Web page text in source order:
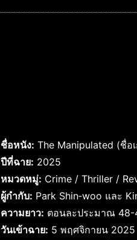
ชื่อหนัง: The Manipulated (ชื่อ
ปีที่ฉาย: 2025
หมวดหมู่: Crime / Thriller /
ผู้กำกับ: Park Shin‑woo และ
ความยาว: ตอนละประมาณ 48-
วันเข้าฉาย: 5 พฤศจิกายน 2025